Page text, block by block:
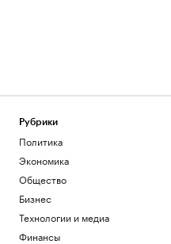
Рубрики
Политика
Экономика
Общество
Бизнес
Технологии и медиа
Финансы